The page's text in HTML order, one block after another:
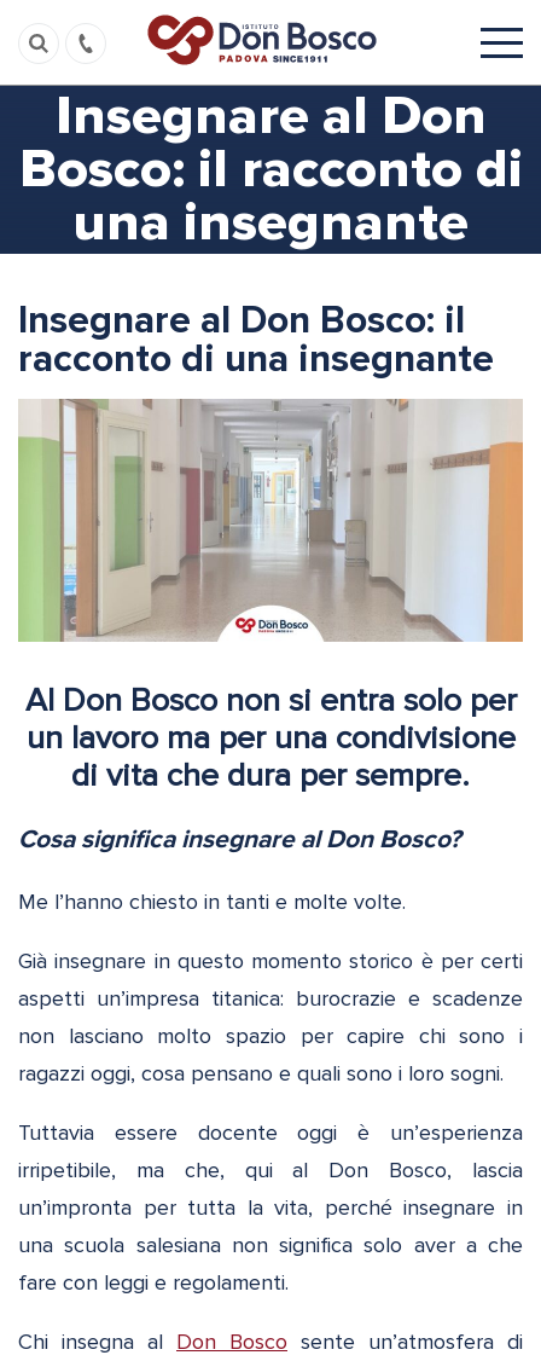
Insegnare al Don
Bosco: il racconto di
una insegnante
Insegnare al Don Bosco: il
racconto di una insegnante
Al Don Bosco non si entra solo per
un lavoro ma per una condivisione
di vita che dura per sempre.
Cosa significa insegnare al Don Bosco?
Me l’hanno chiesto in tanti e molte volte.
Già insegnare in questo momento storico è per certi
aspetti un’impresa titanica: burocrazie e scadenze
non lasciano molto spazio per capire chi sono i
ragazzi oggi, cosa pensano e quali sono i loro sogni.
Tuttavia essere docente oggi è un’esperienza
irripetibile, ma che, qui al Don Bosco, lascia
un’impronta per tutta la vita, perché insegnare in
una scuola salesiana non significa solo aver a che
fare con leggi e regolamenti.
Chi insegna al Don Bosco sente un’atmosfera di